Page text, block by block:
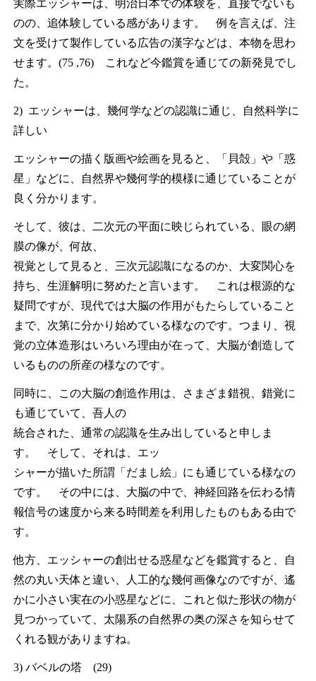
実際エッシャーは、明治日本での体験を、直接でないも
のの、追体験している感があります。 例を言えば、注
文を受けて製作している広告の漢字などは、本物を思わ
せます。(75 ,76) これなど今鑑賞を通じての新発見でし
た。
2) エッシャーは、幾何学などの認識に通じ、自然科学に
詳しい
エッシャーの描く版画や絵画を見ると、「貝殻」や「惑
星」などに、自然界や幾何学的模様に通じていることが
良く分かります。
そして、彼は、二次元の平面に映じられている、眼の網
膜の像が、何故、
視覚として見ると、三次元認識になるのか、大変関心を
持ち、生涯解明に努めたと言います。 これは根源的な
疑問ですが、現代では大脳の作用がもたらしていること
まで、次第に分かり始めている様なのです。つまり、視
覚の立体造形はいろいろ理由が在って、大脳が創造して
いるものの所産の様なのです。
同時に、この大脳の創造作用は、さまざま錯視、錯覚に
も通じていて、吾人の
統合された、通常の認識を生み出していると申しま
す。 そして、それは、エッ
シャーが描いた所謂「だまし絵」にも通じている様なの
です。 その中には、大脳の中で、神経回路を伝わる情
報信号の速度から来る時間差を利用したものもある由で
す。
他方、エッシャーの創出せる惑星などを鑑賞すると、自
然の丸い天体と違い、人工的な幾何画像なのですが、遙
かに小さい実在の小惑星などに、これと似た形状の物が
見つかっていて、太陽系の自然界の奥の深さを知らせて
くれる観がありますね。
3) バベルの塔 (29)